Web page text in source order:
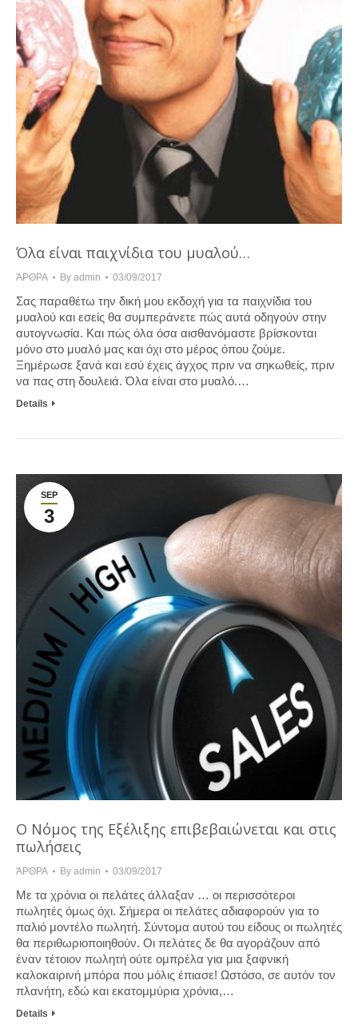
Όλα είναι παιχνίδια του μυαλού…
ΆΡΘΡΑ By admin 03/09/2017
Σας παραθέτω την δική μου εκδοχή για τα παιχνίδια του
μυαλού και εσείς θα συμπεράνετε πώς αυτά οδηγούν στην
αυτογνωσία. Και πώς όλα όσα αισθανόμαστε βρίσκονται
μόνο στο μυαλό μας και όχι στο μέρος όπου ζούμε.
Ξημέρωσε ξανά και εσύ έχεις άγχος πριν να σηκωθείς, πριν
να πας στη δουλειά. Όλα είναι στο μυαλό.…
Details
SEP
3
Ο Νόμος της Εξέλιξης επιβεβαιώνεται και στις
πωλήσεις
ΆΡΘΡΑ By admin 03/09/2017
Με τα χρόνια οι πελάτες άλλαξαν … οι περισσότεροι
πωλητές όμως όχι. Σήμερα οι πελάτες αδιαφορούν για το
παλιό μοντέλο πωλητή. Σύντομα αυτού του είδους οι πωλητές
θα περιθωριοποιηθούν. Οι πελάτες δε θα αγοράζουν από
έναν τέτοιον πωλητή ούτε ομπρέλα για μια ξαφνική
καλοκαιρινή μπόρα που μόλις έπιασε! Ωστόσο, σε αυτόν τον
πλανήτη, εδώ και εκατομμύρια χρόνια,…
Details